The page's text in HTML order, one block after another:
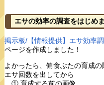
エサの効率の調査をはじめ
掲示板/【情報提供】エサ効率
ページを作成しました！
よかったら、偏食ぶたの育成の
エサ回数を出してから